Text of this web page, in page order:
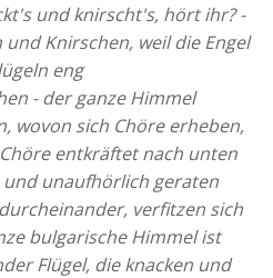
und knirscht's, hört ihr? -
Knirschen, weil die Engel
eng
- der ganze Himmel
wovon sich Chöre erheben,
entkräftet nach unten
unaufhörlich geraten
verfitzen sich
bulgarische Himmel ist
Flügel, die knacken und